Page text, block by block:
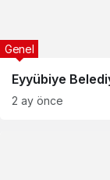
Eyyübiye
Genel
2 ay önce